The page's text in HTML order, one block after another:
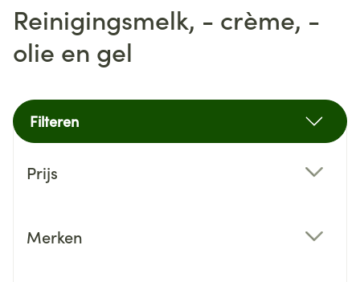
Reinigingsmelk, - crème, -
olie en gel
Filteren
Prijs
Merken